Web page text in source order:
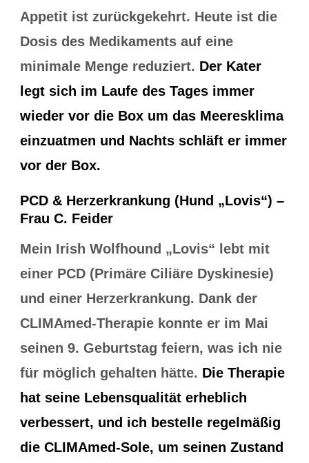
Appetit ist zurückgekehrt. Heute ist die
Dosis des Medikaments auf eine
minimale Menge reduziert. Der Kater
legt sich im Laufe des Tages immer
wieder vor die Box um das Meeresklima
einzuatmen und Nachts schläft er immer
vor der Box.
PCD & Herzerkrankung (Hund „Lovis“) –
Frau C. Feider
Mein Irish Wolfhound „Lovis“ lebt mit
einer PCD (Primäre Ciliäre Dyskinesie)
und einer Herzerkrankung. Dank der
CLIMAmed-Therapie konnte er im Mai
seinen 9. Geburtstag feiern, was ich nie
für möglich gehalten hätte. Die Therapie
hat seine Lebensqualität erheblich
verbessert, und ich bestelle regelmäßig
die CLIMAmed-Sole, um seinen Zustand